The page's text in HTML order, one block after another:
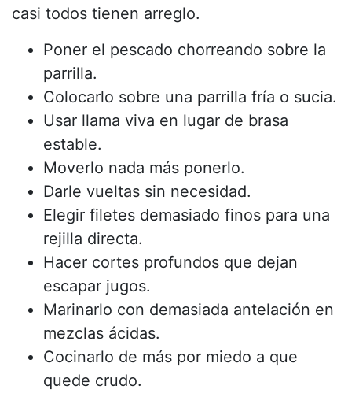
casi todos tienen arreglo.
Poner el pescado chorreando sobre la
parrilla.
Colocarlo sobre una parrilla fría o sucia.
Usar llama viva en lugar de brasa
estable.
Moverlo nada más ponerlo.
Darle vueltas sin necesidad.
Elegir filetes demasiado finos para una
rejilla directa.
Hacer cortes profundos que dejan
escapar jugos.
Marinarlo con demasiada antelación en
mezclas ácidas.
Cocinarlo de más por miedo a que
quede crudo.